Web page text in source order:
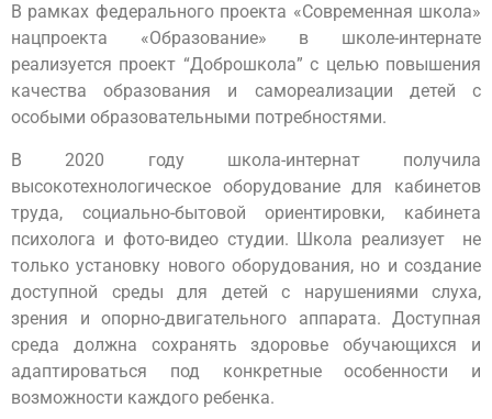
В рамках федерального проекта «Современная школа»
нацпроекта «Образование» в школе-интернате
реализуется проект “Доброшкола” с целью повышения
качества образования и самореализации детей с
особыми образовательными потребностями.
В 2020 году школа-интернат получила
высокотехнологическое оборудование для кабинетов
труда, социально-бытовой ориентировки, кабинета
психолога и фото-видео студии. Школа реализует не
только установку нового оборудования, но и создание
доступной среды для детей с нарушениями слуха,
зрения и опорно-двигательного аппарата. Доступная
среда должна сохранять здоровье обучающихся и
адаптироваться под конкретные особенности и
возможности каждого ребенка.